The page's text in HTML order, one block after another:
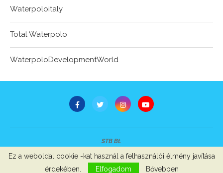
Waterpoloitaly
Total Waterpolo
WaterpoloDevelopmentWorld
STB Bt.
Minden jog fenntartva © 2007-2022
Szerzői jogok, adatvédelem- Impresszum
Ez a weboldal cookie -kat használ a felhasználói élmény javítása
érdekében.
Elfogadom Bővebben